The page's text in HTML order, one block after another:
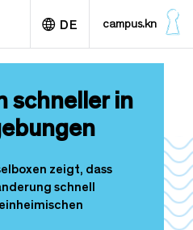
DE campus.kn
schneller in
zeigt, dass
schnell